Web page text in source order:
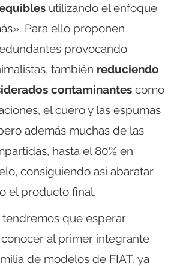
utilizando el enfoque
Para ello proponen
provocando
también reduciendo
contaminantes como
el cuero y las espumas
además muchas de las
hasta el 80% en
consiguiendo así abaratar
el producto final.
que esperar
al primer integrante
de modelos de FIAT, ya